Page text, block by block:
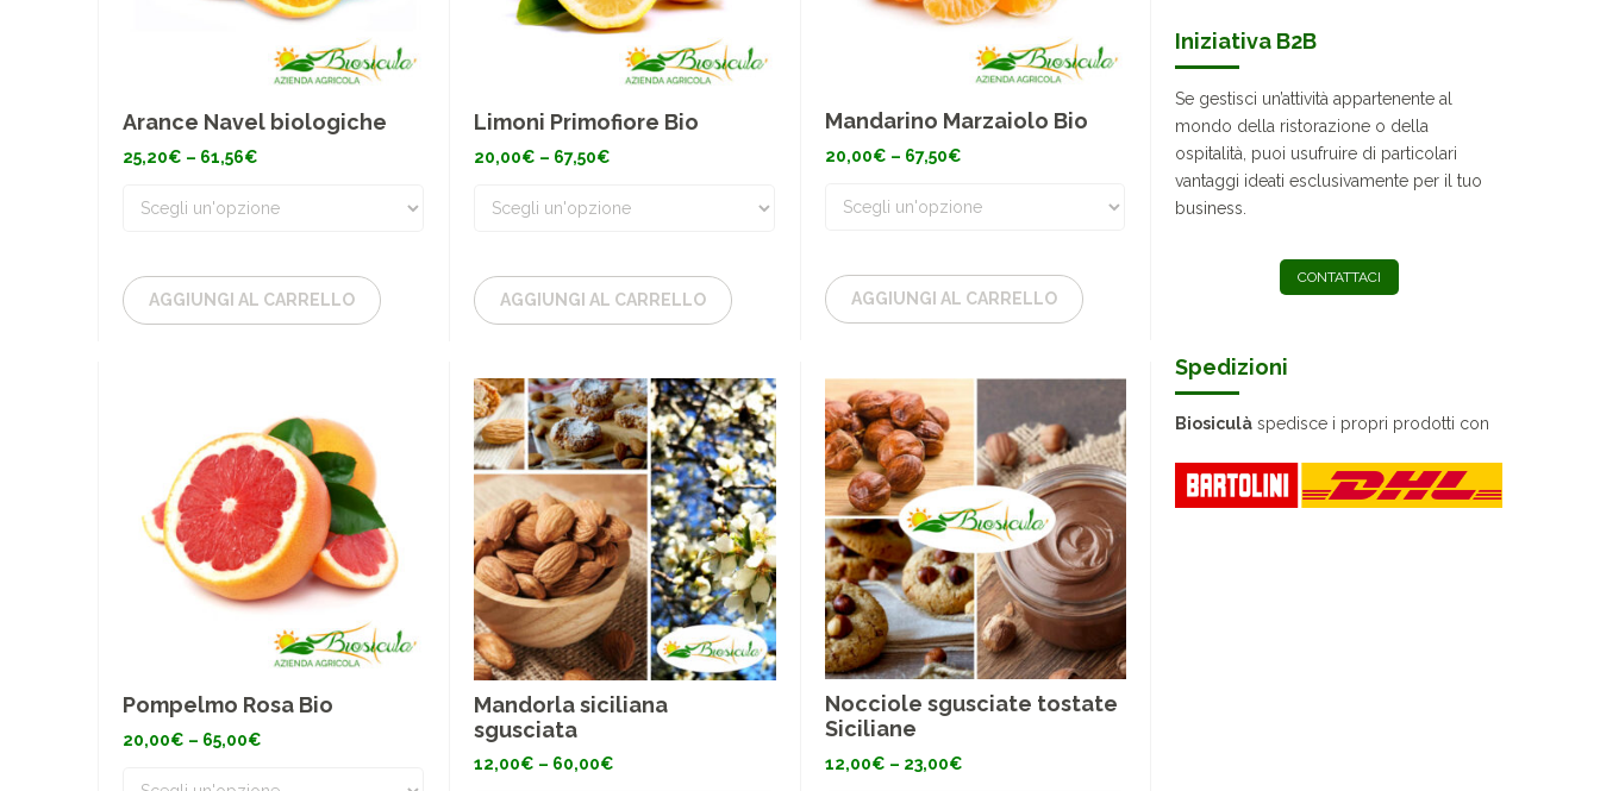
Arance Navel biologiche
25,20€ – 61,56€
da
AGGIUNGI AL CARRELLO
Limoni Primofiore Bio
20,00€ – 67,50€Fascia
da
AGGIUNGI AL CARRELLO
Mandarino Marzaiolo Bio
20,00€ – 67,50€Fascia
da
AGGIUNGI AL CARRELLO
Pompelmo Rosa Bio
20,00€ – 65,00€
Mandorla siciliana
sgusciata
12,00€ – 60,00€Fascia
Nocciole sgusciate tostate
Siciliane
12,00€ – 23,00€Fascia
Iniziativa B2B
Se gestisci un’attività appartenente al
mondo della ristorazione o della
ospitalità, puoi usufruire di particolari
vantaggi ideati esclusivamente per il tuo
business.
CONTATTACI
Spedizioni
Biosiculà spedisce i propri prodotti con